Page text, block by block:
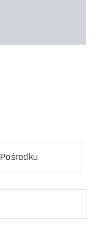
Pośrodku